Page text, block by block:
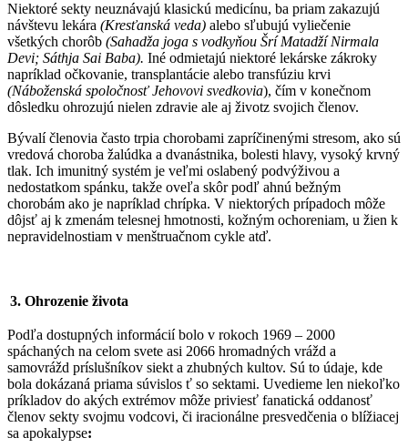
Niektoré sekty neuznávajú klasickú medicínu, ba priam zakazujú
návštevu lekára (Kresťanská veda) alebo sľubujú vyliečenie
všetkých chorôb (Sahadža joga s vodkyňou Šrí Matadží Nirmala
Devi; Sáthja Sai Baba). Iné odmietajú niektoré lekárske zákroky
napríklad očkovanie, transplantácie alebo transfúziu krvi
(Náboženská spoločnosť Jehovovi svedkovia), čím v konečnom
dôsledku ohrozujú nielen zdravie ale aj životz svojich členov.
Bývalí členovia často trpia chorobami zapríčinenými stresom, ako sú
vredová choroba žalúdka a dvanástnika, bolesti hlavy, vysoký krvný
tlak. Ich imunitný systém je veľmi oslabený podvýživou a
nedostatkom spánku, takže oveľa skôr podľ ahnú bežným
chorobám ako je napríklad chrípka. V niektorých prípadoch môže
dôjsť aj k zmenám telesnej hmotnosti, kožným ochoreniam, u žien k
nepravidelnostiam v menštruačnom cykle atď.
3. Ohrozenie života
Podľa dostupných informácií bolo v rokoch 1969 – 2000
spáchaných na celom svete asi 2066 hromadných vrážd a
samovrážd príslušníkov siekt a zhubných kultov. Sú to údaje, kde
bola dokázaná priama súvislos ť so sektami. Uvedieme len niekoľko
príkladov do akých extrémov môže priviesť fanatická oddanosť
členov sekty svojmu vodcovi, či iracionálne presvedčenia o blížiacej
sa apokalypse: